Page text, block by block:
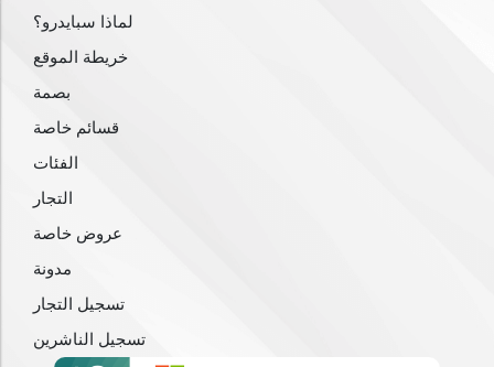
لماذا سبايدرو؟
خريطة الموقع
بصمة
قسائم خاصة
الفئات
التجار
عروض خاصة
مدونة
تسجيل التجار
تسجيل الناشرين